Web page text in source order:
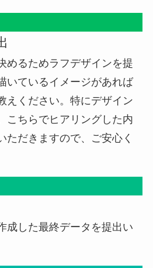
めるためラフデザインを提
いているイメージがあれば
えください。特にデザイン
こちらでヒアリングした内
ただきますので、ご安心く
成した最終データを提出い